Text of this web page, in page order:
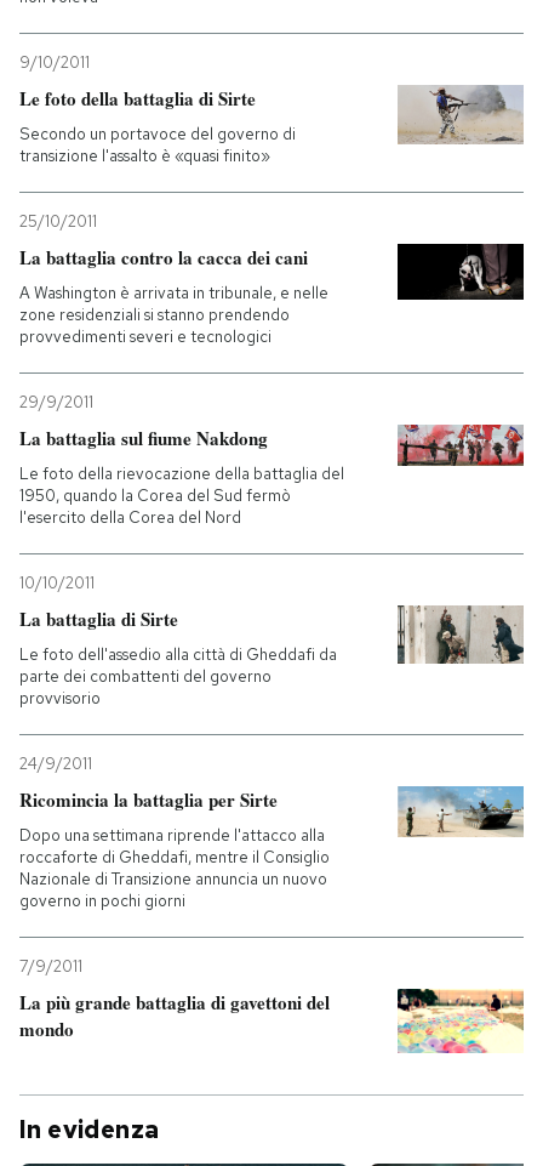
9/10/2011
Le foto della battaglia di Sirte
Secondo un portavoce del governo di
transizione l'assalto è «quasi finito»
25/10/2011
La battaglia contro la cacca dei cani
A Washington è arrivata in tribunale, e nelle
zone residenziali si stanno prendendo
provvedimenti severi e tecnologici
29/9/2011
La battaglia sul fiume Nakdong
Le foto della rievocazione della battaglia del
1950, quando la Corea del Sud fermò
l'esercito della Corea del Nord
10/10/2011
La battaglia di Sirte
Le foto dell'assedio alla città di Gheddafi da
parte dei combattenti del governo
provvisorio
24/9/2011
Ricomincia la battaglia per Sirte
Dopo una settimana riprende l'attacco alla
roccaforte di Gheddafi, mentre il Consiglio
Nazionale di Transizione annuncia un nuovo
governo in pochi giorni
7/9/2011
La più grande battaglia di gavettoni del
mondo
In evidenza